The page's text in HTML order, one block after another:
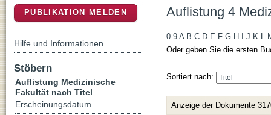
Auflistung 4
0-9 A B C D E F G H J K L
Oder geben Sie die ersten
Sortiert nach:
Anzeige der Dokumente
PUBLIKATION MELDEN
Hilfe und Informationen
Stöbern
Auflistung Medizinische
Fakultät nach Titel
Erscheinungsdatum